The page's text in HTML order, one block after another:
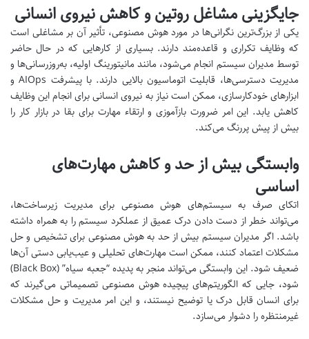
جایگزینی مشاغل روتین و کاهش نیروی انسانی
یکی از بزرگ‌ترین نگرانی‌ها در مورد هوش مصنوعی، تأثیر آن بر مشاغلی است
که وظایف تکراری و قاعده‌مند دارند. بسیاری از کارهایی که در حال حاضر
توسط مدیران سیستم انجام می‌شود، مانند مانیتورینگ اولیه، به‌روزرسانی‌ها و
مدیریت دسترسی‌ها، قابلیت اتوماسیون بالایی دارند. با پیشرفت AIOps و
ابزارهای خودکارسازی، ممکن است نیاز به نیروی انسانی برای انجام این وظایف
کاهش یابد. این امر ضرورت بازآموزی و ارتقاء مهارت برای بقا در بازار کار را
بیش از پیش پررنگ می‌کند.
وابستگی بیش از حد و کاهش مهارت‌های
اساسی
اتکای صرف به سیستم‌های هوش مصنوعی برای مدیریت زیرساخت‌ها،
می‌تواند خطر از دست دادن درک عمیق از عملکرد سیستم را به همراه داشته
باشد. اگر مدیران سیستم بیش از حد به هوش مصنوعی برای تشخیص و حل
مشکلات اعتماد کنند، ممکن است مهارت‌های تحلیلی و عیب‌یابی دستی آن‌ها
ضعیف شود. این وابستگی می‌تواند منجر به پدیده “جعبه سیاه” (Black Box)
شود، جایی که الگوریتم‌های پیچیده هوش مصنوعی تصمیماتی می‌گیرند که
برای انسان قابل درک یا توضیح نیستند، و این امر مدیریت و حل مشکلات
غیرمنتظره را دشوار می‌سازد.